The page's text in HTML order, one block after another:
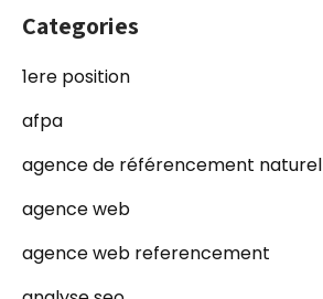
Categories
1ere position
afpa
agence de référencement naturel
agence web
agence web referencement